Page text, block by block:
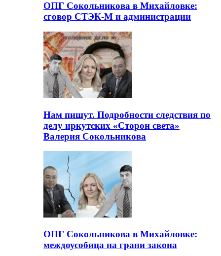
ОПГ Сокольникова в Михайловке:
сговор СТЭК-М и администрации
Нам пишут. Подробности следствия по
делу иркутских «Сторон света»
Валерия Сокольникова
ОПГ Сокольникова в Михайловке:
междоусобица на грани закона